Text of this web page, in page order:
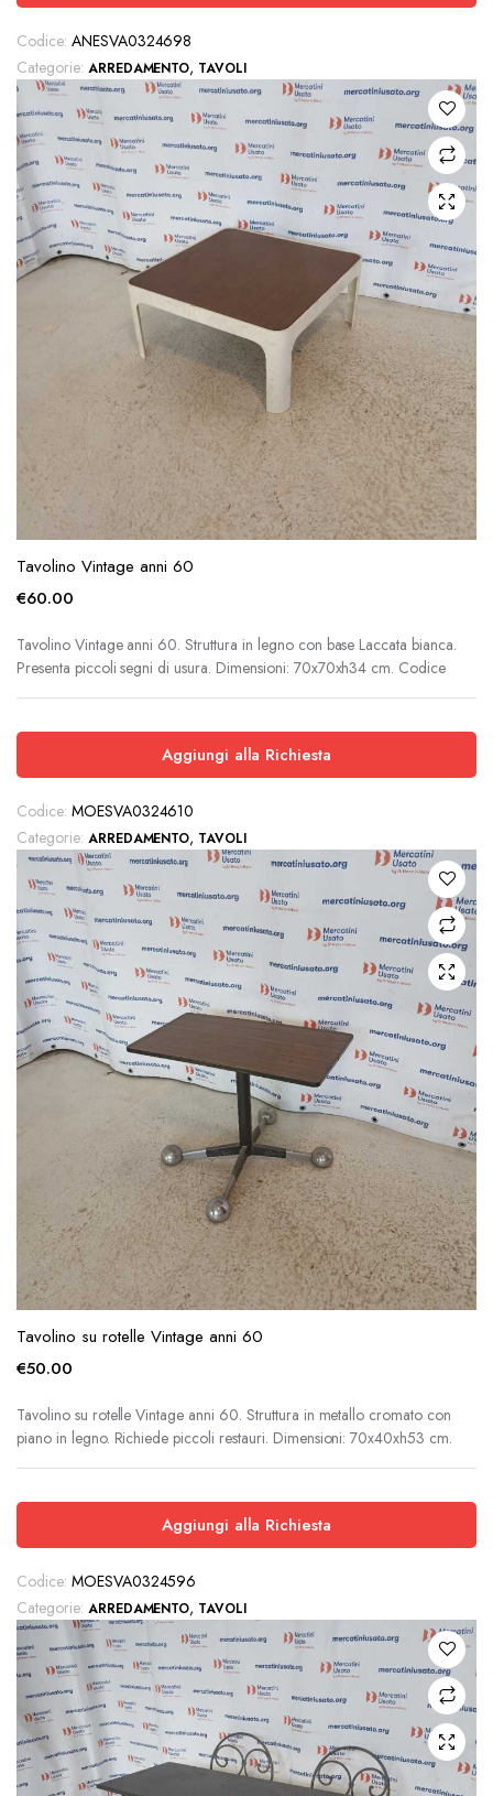
Codice: ANESVA0324698
Categorie: ARREDAMENTO, TAVOLI
Tavolino Vintage anni 60
€60.00
Tavolino Vintage anni 60. Struttura in legno con base Laccata bianca.
Presenta piccoli segni di usura. Dimensioni: 70x70xh34 cm. Codice
Aggiungi alla Richiesta
Codice: MOESVA0324610
Categorie: ARREDAMENTO, TAVOLI
Tavolino su rotelle Vintage anni 60
€50.00
Tavolino su rotelle Vintage anni 60. Struttura in metallo cromato con
piano in legno. Richiede piccoli restauri. Dimensioni: 70x40xh53 cm.
Aggiungi alla Richiesta
Codice: MOESVA0324596
Categorie: ARREDAMENTO, TAVOLI